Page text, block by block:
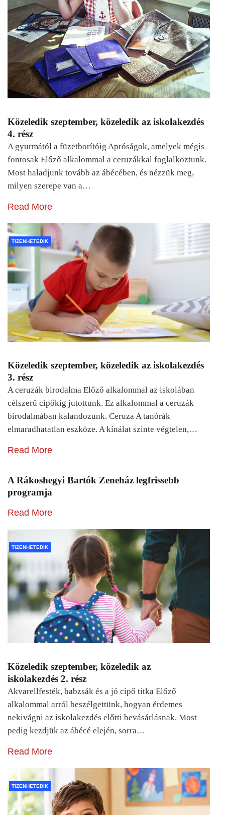
Közeledik szeptember, közeledik az iskolakezdés
4. rész
A gyurmától a füzetborítóig Apróságok, amelyek mégis
fontosak Előző alkalommal a ceruzákkal foglalkoztunk.
Most haladjunk tovább az ábécében, és nézzük meg,
milyen szerepe van a…
Read More
TIZENHETEDIK
Közeledik szeptember, közeledik az iskolakezdés
3. rész
A ceruzák birodalma Előző alkalommal az iskolában
célszerű cipőkig jutottunk. Ez alkalommal a ceruzák
birodalmában kalandozunk. Ceruza A tanórák
elmaradhatatlan eszköze. A kínálat szinte végtelen,…
Read More
A Rákoshegyi Bartók Zeneház legfrissebb
programja
Read More
TIZENHETEDIK
Közeledik szeptember, közeledik az
iskolakezdés 2. rész
Akvarellfesték, babzsák és a jó cipő titka Előző
alkalommal arról beszélgettünk, hogyan érdemes
nekivágni az iskolakezdés előtti bevásárlásnak. Most
pedig kezdjük az ábécé elején, sorra…
Read More
TIZENHETEDIK